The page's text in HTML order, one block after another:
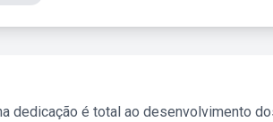
dedicação é total ao desenvolvimento